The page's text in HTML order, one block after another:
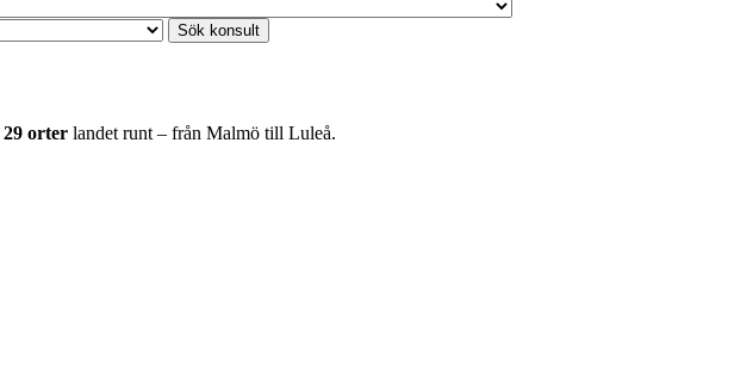
29 orter landet runt – från Malmö till Luleå.